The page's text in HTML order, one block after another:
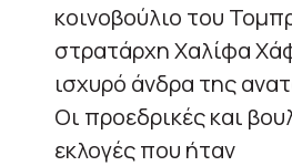
κοινοβούλιο του
στρατάρχη Χαλίφα
ισχυρό άνδρα της
Οι προεδρικές και
εκλογές που ήταν